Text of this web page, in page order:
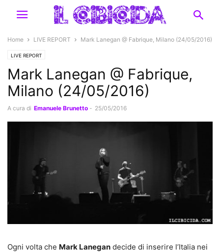
Home LIVE REPORT Mark Lanegan @ Fabrique, Milano (24/05/2016)
LIVE REPORT
Mark Lanegan @ Fabrique,
Milano (24/05/2016)
A cura di Emanuele Brunetto - 25/05/2016
Ogni volta che Mark Lanegan decide di inserire l’Italia nei